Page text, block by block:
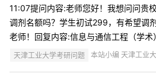
11:07提问内容:老师您好！我想问问贵
调剂名额吗？学生初试299，有希望调
老师！回复内容:信息与通信工程（学
天津工业大学考研问题 本站小编 天津工业